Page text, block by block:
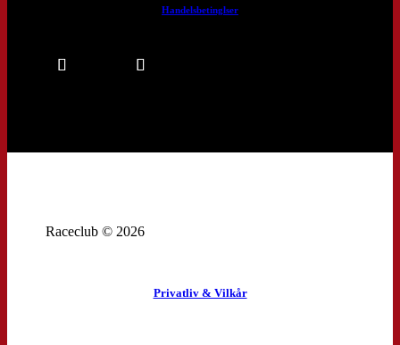
Handelsbetinglser
Raceclub © 2026
Privatliv & Vilkår